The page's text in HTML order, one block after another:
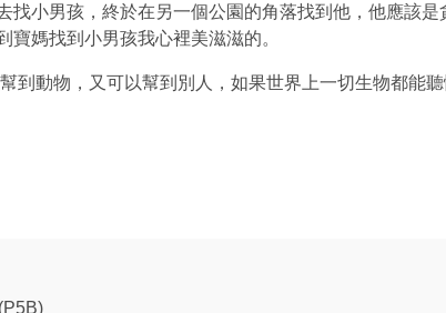
找小男孩，終於在另一個公園的角落找到他，他應該
媽找到小男孩我心裡美滋滋的。
動物，又可以幫到別人，如果世界上一切生物都能聽
(P5B)